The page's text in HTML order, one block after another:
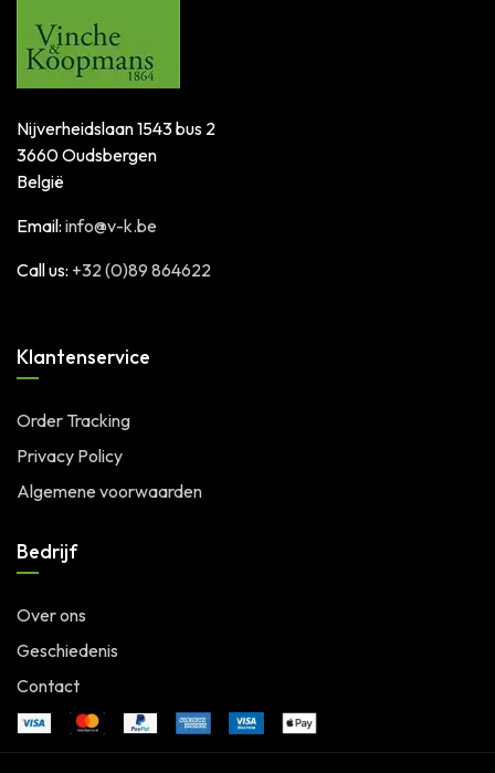
Nijverheidslaan 1543 bus 2
3660 Oudsbergen
België
Email: info@v-k.be
Call us: +32 (0)89 864622
Klantenservice
Order Tracking
Privacy Policy
Algemene voorwaarden
Bedrijf
Over ons
Geschiedenis
Contact